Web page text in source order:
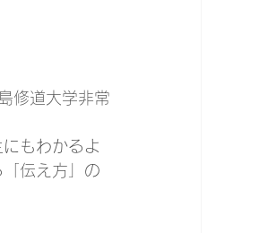
修道大学非常
もわかるよ
伝え方」の